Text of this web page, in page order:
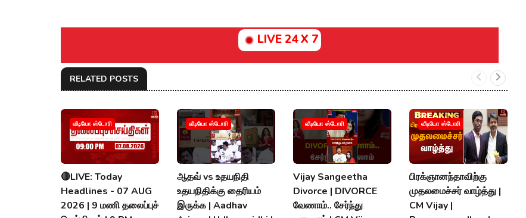
LIVE 24 X 7
RELATED POSTS
வீடியோ ஸ்டோரி
🔴LIVE: Today
Headlines - 07 AUG
2026 | 9 மணி தலைப்புச்
வீடியோ ஸ்டோரி
ஆதவ் vs உதயநிதி
உதயநிதிக்கு தைரியம்
இருக்க | Aadhav
வீடியோ ஸ்டோரி
Vijay Sangeetha
Divorce | DIVORCE
வேணாம்.. சேர்ந்து
வீடியோ ஸ்டோரி
பிரக்ஞானந்தாவிற்கு
முதலமைச்சர் வாழ்த்து |
CM Vijay |